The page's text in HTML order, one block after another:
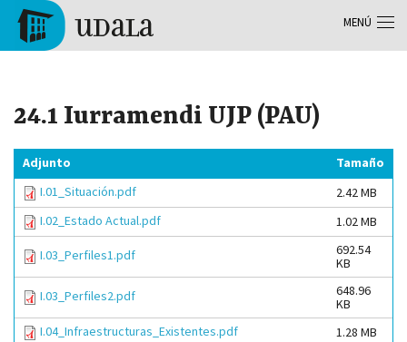
Pasar al contenido principal
24.1 Iurramendi UJP (PAU)
Adjunto
Tamaño
I.01_Situación.pdf
2.42 MB
I.02_Estado Actual.pdf
1.02 MB
I.03_Perfiles1.pdf
692.54
KB
I.03_Perfiles2.pdf
648.96
KB
I.04_Infraestructuras_Existentes.pdf
1.28 MB
MENÚ